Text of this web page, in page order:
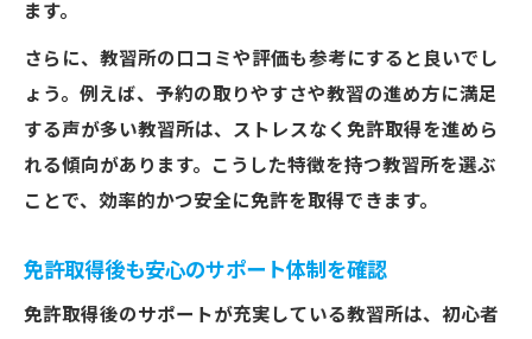
ます。
さらに、教習所の口コミや評価も参考にすると良いでし
ょう。例えば、予約の取りやすさや教習の進め方に満足
する声が多い教習所は、ストレスなく免許取得を進めら
れる傾向があります。こうした特徴を持つ教習所を選ぶ
ことで、効率的かつ安全に免許を取得できます。
免許取得後も安心のサポート体制を確認
免許取得後のサポートが充実している教習所は、初心者